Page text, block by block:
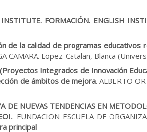
FORMACIÓN. ENGLISH
de la calidad de programas
CAMARA. Lopez-Catalan, Blanca
Integrados de Innovación
de ámbitos de mejora. ALBERTO
DE NUEVAS TENDENCIAS EN
.. FUNDACION ESCUELA DE
principal